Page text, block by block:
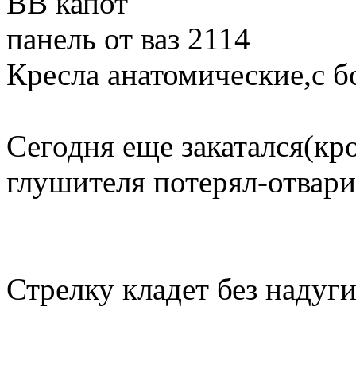
панель от ваз 2114
Кресла анатомические,с
Cегодня еще
глушителя потерял-
Стрелку кладет без